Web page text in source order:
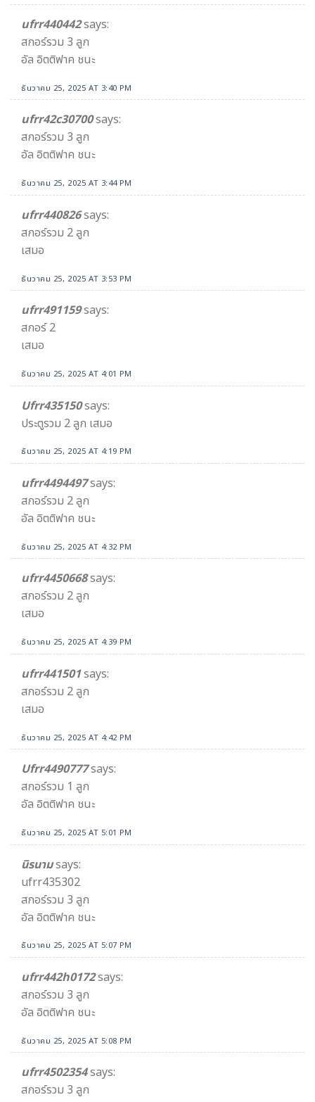
ufrr440442says:
สกอร์รวม 3 ลูก
อัล อิตติฟาค ชนะ
ธันวาคม 25, 2025 AT 3:40 PM
ufrr42c30700says:
สกอร์รวม 3 ลูก
อัล อิตติฟาค ชนะ
ธันวาคม 25, 2025 AT 3:44 PM
ufrr440826says:
สกอร์รวม 2 ลูก
เสมอ
ธันวาคม 25, 2025 AT 3:53 PM
ufrr491159says:
สกอร์ 2
เสมอ
ธันวาคม 25, 2025 AT 4:01 PM
Ufrr435150says:
ประตูรวม 2 ลูก เสมอ
ธันวาคม 25, 2025 AT 4:19 PM
ufrr4494497says:
สกอร์รวม 2 ลูก
อัล อิตติฟาค ชนะ
ธันวาคม 25, 2025 AT 4:32 PM
ufrr4450668says:
สกอร์รวม 2 ลูก
เสมอ
ธันวาคม 25, 2025 AT 4:39 PM
ufrr441501says:
สกอร์รวม 2 ลูก
เสมอ
ธันวาคม 25, 2025 AT 4:42 PM
Ufrr4490777says:
สกอร์รวม 1 ลูก
อัล อิตติฟาค ชนะ
ธันวาคม 25, 2025 AT 5:01 PM
นิรนามsays:
ufrr435302
สกอร์รวม 3 ลูก
อัล อิตติฟาค ชนะ
ธันวาคม 25, 2025 AT 5:07 PM
ufrr442h0172says:
สกอร์รวม 3 ลูก
อัล อิตติฟาค ชนะ
ธันวาคม 25, 2025 AT 5:08 PM
ufrr4502354says:
สกอร์รวม 3 ลูก